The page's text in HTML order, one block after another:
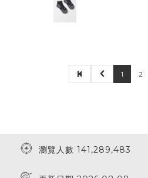
1 2
瀏覽人數 141,289,483